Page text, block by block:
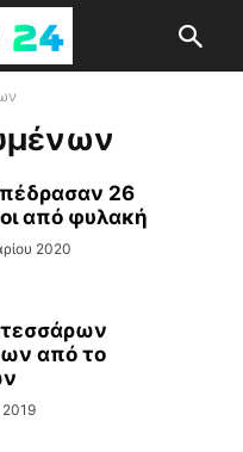
26
από φυλακή
2020
από το
2019